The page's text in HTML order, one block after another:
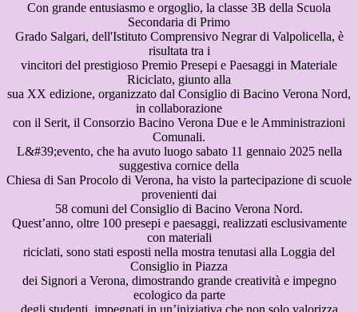
Con grande entusiasmo e orgoglio, la classe 3B della Scuola
Secondaria di Primo
Grado Salgari, dell'Istituto Comprensivo Negrar di Valpolicella, è
risultata tra i
vincitori del prestigioso Premio Presepi e Paesaggi in Materiale
Riciclato, giunto alla
sua XX edizione, organizzato dal Consiglio di Bacino Verona Nord,
in collaborazione
con il Serit, il Consorzio Bacino Verona Due e le Amministrazioni
Comunali.
L&#39;evento, che ha avuto luogo sabato 11 gennaio 2025 nella
suggestiva cornice della
Chiesa di San Procolo di Verona, ha visto la partecipazione di scuole
provenienti dai
58 comuni del Consiglio di Bacino Verona Nord.
Quest’anno, oltre 100 presepi e paesaggi, realizzati esclusivamente
con materiali
riciclati, sono stati esposti nella mostra tenutasi alla Loggia del
Consiglio in Piazza
dei Signori a Verona, dimostrando grande creatività e impegno
ecologico da parte